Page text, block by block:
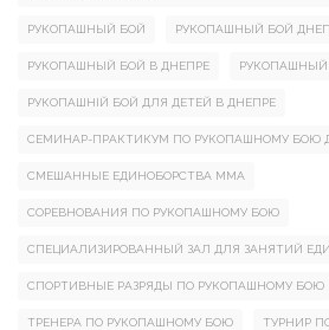
РУКОПАШНЫЙ БОЙ РУКОПАШНЫЙ БОЙ
РУКОПАШНЫЙ БОЙ В ДНЕПРЕ РУКОПАШНЫЙ
РУКОПАШНІЙ БОЙ ДЛЯ ДЕТЕЙ В ДНЕПРЕ
СЕМИНАР-ПРАКТИКУМ ПО РУКОПАШНОМУ БОЮ
СМЕШАННЫЕ ЕДИНОБОРСТВА ММА
СОРЕВНОВАНИЯ ПО РУКОПАШНОМУ БОЮ
СПЕЦИАЛИЗИРОВАННЫЙ ЗАЛ ДЛЯ ЗАНЯТИЙ
СПОРТИВНЫЕ РАЗРЯДЫ ПО РУКОПАШНОМУ БОЮ
ТРЕНЕРА ПО РУКОПАШНОМУ БОЮ ТУРНИР